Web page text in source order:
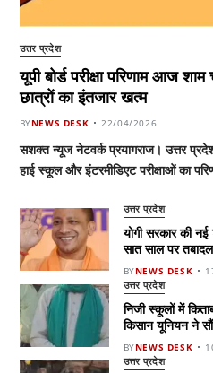
उत्तर प्रदेश
यूपी बोर्ड परीक्षा परिणाम आज
छात्रों का इंतजार खत्म
BYNEWS DESK 22/04/2026
सशक्त न्यूज नेटवर्क प्रयागराज। उत्तर प्रदेश
हाई स्कूल और इंटरमीडिएट परीक्षाओं का
उत्तर प्रदेश
योगी सरकार की
सात साल पर
BYNEWS DESK
उत्तर प्रदेश
निजी स्कूलों में
किसान यूनियन ने
BYNEWS DESK
उत्तर प्रदेश